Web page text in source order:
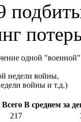
одной "военной"
недели войны,
войны и т.д.)
Всего В среднем за
217